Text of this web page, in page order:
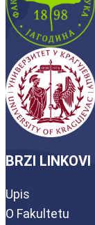
BRZI LINKOVI
Upis
O Fakultetu